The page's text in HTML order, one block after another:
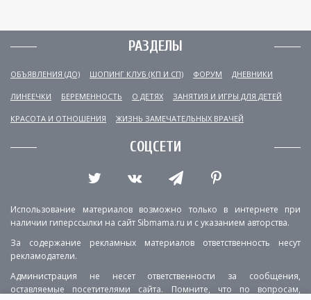
РАЗДЕЛЫ
ОБЪЯВЛЕНИЯ (ДО) ШОПИНГ КЛУБ (КП И СП) ФОРУМ ДНЕВНИКИ
ЛИНЕЕЧКИ БЕРЕМЕННОСТЬ О ДЕТЯХ ЗАНЯТИЯ И ИГРЫ ДЛЯ ДЕТЕЙ
КРАСОТА И ОТНОШЕНИЯ ЖИЗНЬ ЗАМЕЧАТЕЛЬНЫХ ВРАЧЕЙ
СОЦСЕТИ
Использование материалов возможно только в интернете при
наличии гиперссылки на сайт Sibmama.ru и с указанием авторства.
За содержание рекламных материалов ответственность несут
рекламодатели.
Администрация не несет ответственности за сообщения,
оставляемые посетителями сайта. Помните, что по вопросам,